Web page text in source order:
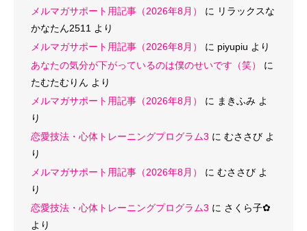
メルマガサポート用記事（2026年8月）
に リラックスな
かなたん2511 より
メルマガサポート用記事（2026年8月）
に piyupiu より
あなたの気分が下がっているのは僕のせいです（笑）
に
たむたむりん より
メルマガサポート用記事（2026年8月）
に まきふみ よ
り
恋愛技法・心体トレーニングプログラム3 に むささび よ
り
メルマガサポート用記事（2026年8月）
に むささび よ
り
恋愛技法・心体トレーニングプログラム3 に さくら子‪✿
より